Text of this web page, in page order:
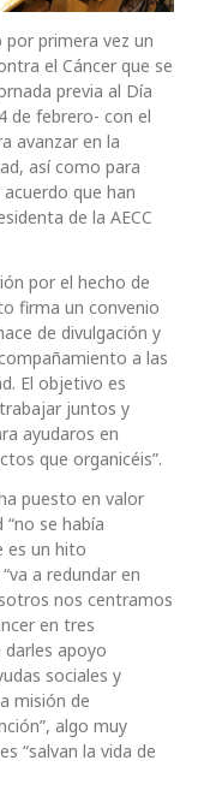
primera vez un
el Cáncer que se
previa al Día
de febrero- con el
avanzar en la
así como para
que han
de la AECC
por el hecho de
firma un convenio
de divulgación y
a las
El objetivo es
juntos y
ayudaros en
que organicéis”.
puesto en valor
se había
es un hito
a redundar en
nos centramos
en tres
apoyo
sociales y
misión de
algo muy
“salvan la vida de